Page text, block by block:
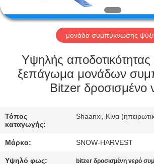
ΓΎΡΟΣ
ΕΡΓΟΣΤΑΣΊΩΝ
ΠΟΙΟΤΙΚΌΣ
ΈΛΕΓΧΟΣ
ΜΑΣ
ΕΛΆΤΕ
μονάδα συμπύκνωσης
Υψηλής αποδοτικότητας
ξεπάγωμα μονάδων
Bitzer δροσισμένο
Τόπος
καταγωγής:
Shaanxi, Κίνα
Μάρκα: SNOW-HARVEST
Υψηλό φως: bitzer δροσισμένη νερό